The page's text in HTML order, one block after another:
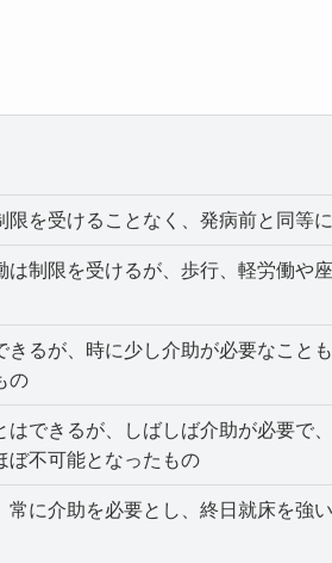
限を受けることなく、発病前と同等
制限を受けるが、歩行、軽労働や
きるが、時に少し介助が必要なこと
の
できるが、しばしば介助が必要で
ぼ不可能となったもの
に介助を必要とし、終日就床を強